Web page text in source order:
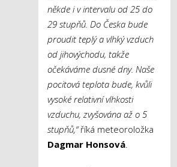
někde i v intervalu od 25 do
29 stupňů. Do Česka bude
proudit teplý a vlhký vzduch
od jihovýchodu, takže
očekáváme dusné dny. Naše
pocitová teplota bude, kvůli
vysoké relativní vlhkosti
vzduchu, zvyšována až o 5
stupňů,“říká meteoroložka
Dagmar Honsová.